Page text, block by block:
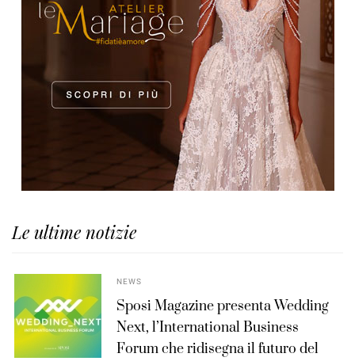
Le ultime notizie
NEWS
Sposi Magazine presenta Wedding
Next, l’International Business
Forum che ridisegna il futuro del